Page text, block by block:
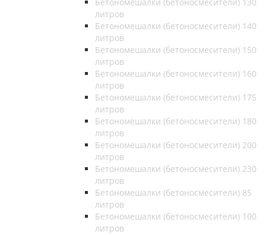
литров
Бетономешалки (бетоносмесители) 140
литров
Бетономешалки (бетоносмесители) 150
литров
Бетономешалки (бетоносмесители) 160
литров
Бетономешалки (бетоносмесители) 175
литров
Бетономешалки (бетоносмесители) 180
литров
Бетономешалки (бетоносмесители) 200
литров
Бетономешалки (бетоносмесители) 230
литров
Бетономешалки (бетоносмесители) 85
литров
Бетономешалки (бетоносмесители) 100
литров